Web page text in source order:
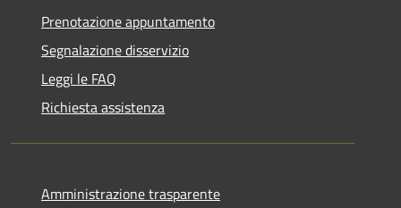
Prenotazione appuntamento
Segnalazione disservizio
Leggi le FAQ
Richiesta assistenza
Amministrazione trasparente